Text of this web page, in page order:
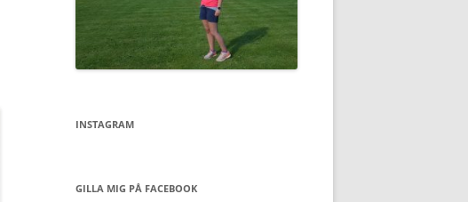
INSTAGRAM
GILLA MIG PÅ FACEBOOK